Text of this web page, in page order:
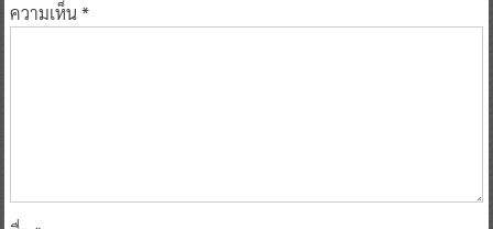
ความเห็น*